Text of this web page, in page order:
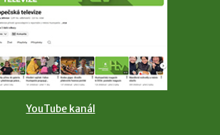
YouTube kanál